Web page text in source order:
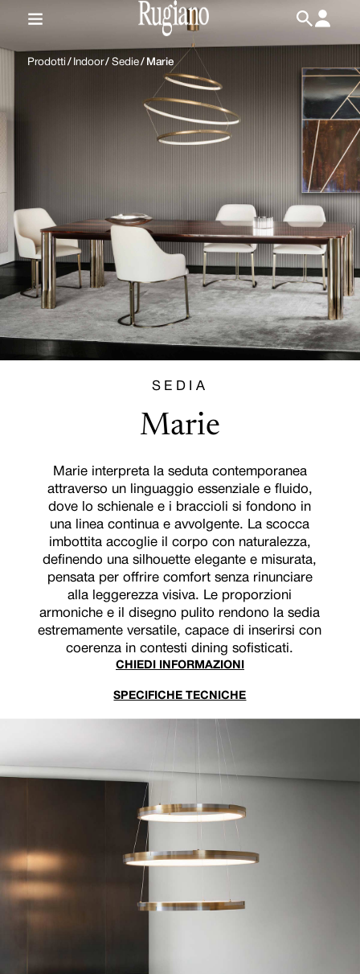
/ EN
Prodotti / Indoor/ Sedie/ Marie
SEDIA
Marie
Marie interpreta la seduta contemporanea
attraverso un linguaggio essenziale e fluido,
dove lo schienale e i braccioli si fondono in
una linea continua e avvolgente. La scocca
imbottita accoglie il corpo con naturalezza,
definendo una silhouette elegante e misurata,
pensata per offrire comfort senza rinunciare
alla leggerezza visiva. Le proporzioni
armoniche e il disegno pulito rendono la sedia
estremamente versatile, capace di inserirsi con
coerenza in contesti dining sofisticati.
CHIEDI INFORMAZIONI
SPECIFICHE TECNICHE